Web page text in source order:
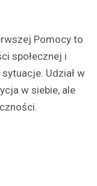
Pomocy to
społecznej i
Udział w
w siebie, ale